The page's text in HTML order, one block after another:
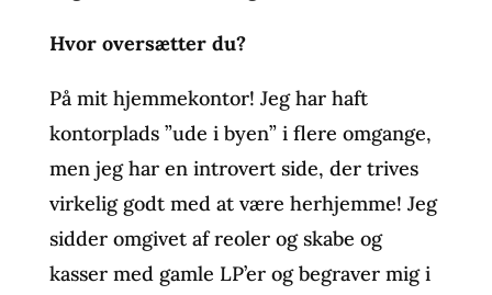
Hvor oversætter du?
På mit hjemmekontor! Jeg har haft
kontorplads ”ude i byen” i flere omgange,
men jeg har en introvert side, der trives
virkelig godt med at være herhjemme! Jeg
sidder omgivet af reoler og skabe og
kasser med gamle LP’er og begraver mig i